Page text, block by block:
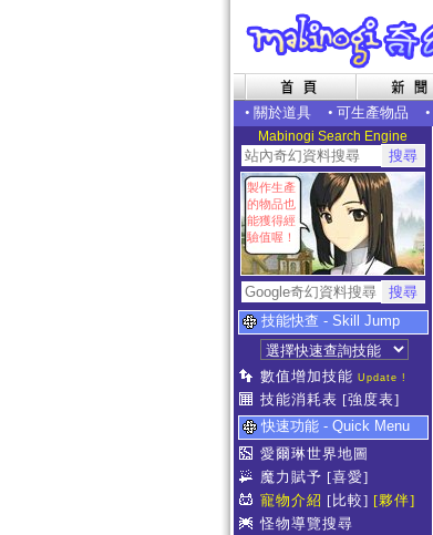
• 關於道具 • 可生產物品 •
Mabinogi Search Engine
製作生產
的物品也
能獲得經
驗值喔！
技能快查 - Skill Jump
數值增加技能 Update !
技能消耗表 [強度表]
快速功能 - Quick Menu
愛爾琳世界地圖
魔力賦予 [喜愛]
寵物介紹 [比較] [夥伴]
怪物導覽搜尋